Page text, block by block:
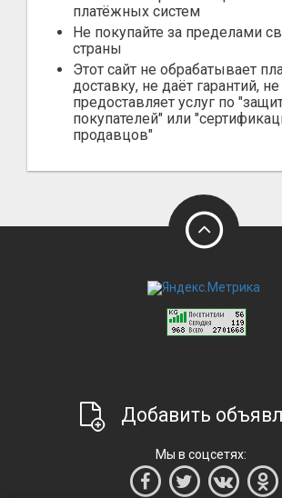
платёжных систем
Не покупайте за пределами
страны
Этот сайт не обрабатывает
доставку, не даёт гарантий, не
предоставляет услуг по
покупателей" или
продавцов"
Добавить
Мы в соцсетях: